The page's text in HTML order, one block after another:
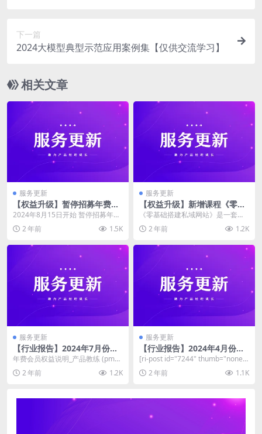
下一篇
2024大模型典型示范应用案例集【仅供交流学习】
相关文章
服务更新
【权益升级】暂停招募年费会
员，永久会员升级为终身会员
2024年8月15日开始 暂停招募年费
会员，已开通的年费会员不受任何
影响 永久会...
2 年前 1.5K
服务更新
【权益升级】新增课程《零基
础搭建私域网站》
《零基础搭建私域网站》是一套为
产品经理及小白量身打造的实战课
程。 由老陈亲自授课...
2 年前 1.2K
服务更新
【行业报告】2024年7月份已
更新
年费会员权益说明_产品教练 (pmm
aster.cc) 永久会员权益详细指引_
产...2 年前 1.2K
服务更新
【行业报告】2024年4月份已
更新
[ri-post id="7244" thumb="none"]
永久会员目录：...
2 年前 1.1K